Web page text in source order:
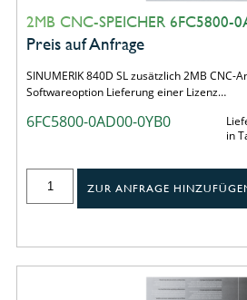
2MB CNC-SPEICHER 6FC5800-
Preis auf Anfrage
SINUMERIK 840D SL zusätzlich 2MB CNC-
Softwareoption Lieferung einer Lizenz…
6FC5800-0AD00-0YB0
in
ZUR ANFRAGE